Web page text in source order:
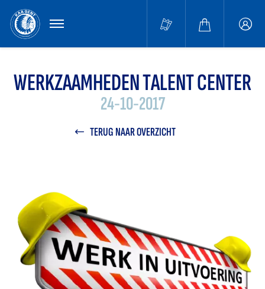
MENU
WERKZAAMHEDEN TALENT CENTER
24-10-2017
TERUG NAAR OVERZICHT